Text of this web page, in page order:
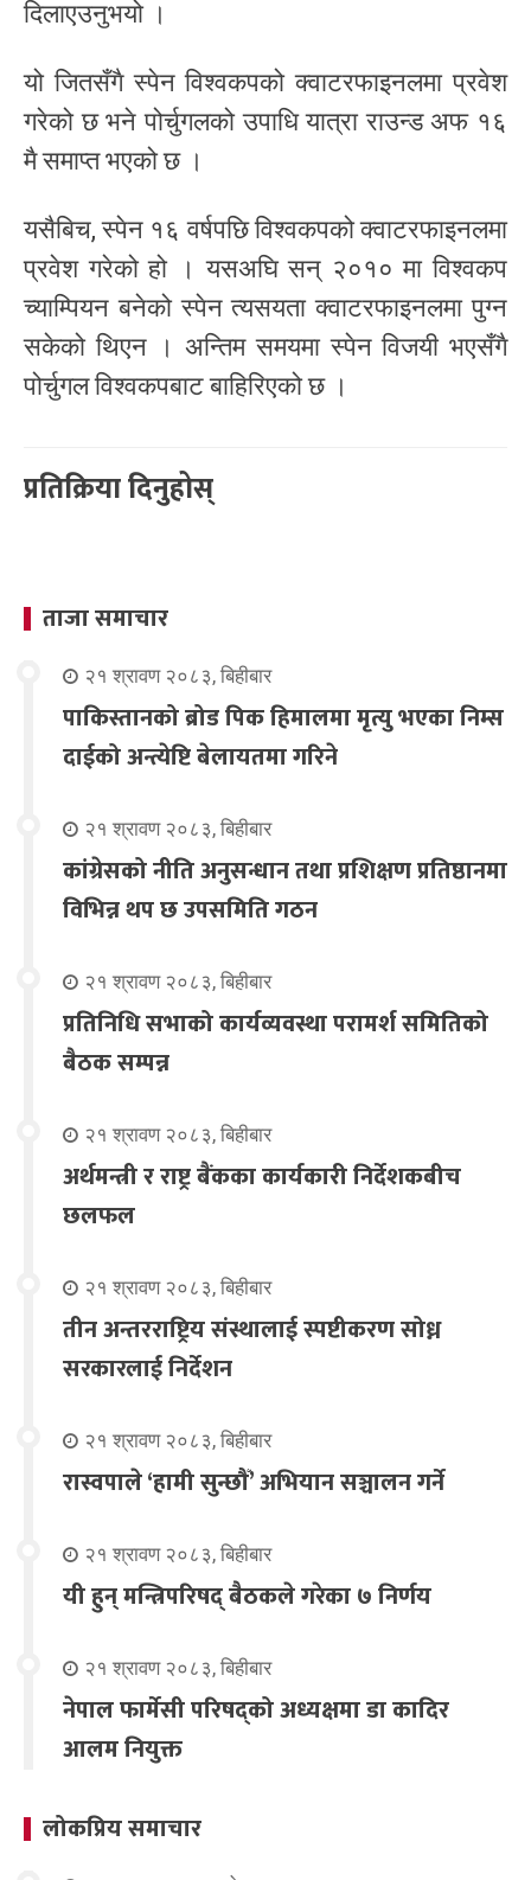
दिलाएउनुभयो ।
यो जितसँगै स्पेन विश्वकपको क्वाटरफाइनलमा प्रवेश
गरेको छ भने पोर्चुगलको उपाधि यात्रा राउन्ड अफ १६
मै समाप्त भएको छ ।
यसैबिच, स्पेन १६ वर्षपछि विश्वकपको क्वाटरफाइनलमा
प्रवेश गरेको हो । यसअघि सन् २०१० मा विश्वकप
च्याम्पियन बनेको स्पेन त्यसयता क्वाटरफाइनलमा पुग्न
सकेको थिएन । अन्तिम समयमा स्पेन विजयी भएसँगै
पोर्चुगल विश्वकपबाट बाहिरिएको छ ।
प्रतिक्रिया दिनुहोस्
ताजा समाचार
२१ श्रावण २०८३, बिहीबार
पाकिस्तानको ब्रोड पिक हिमालमा मृत्यु भएका निम्स
दाईको अन्त्येष्टि बेलायतमा गरिने
२१ श्रावण २०८३, बिहीबार
कांग्रेसको नीति अनुसन्धान तथा प्रशिक्षण प्रतिष्ठानमा
विभिन्न थप छ उपसमिति गठन
२१ श्रावण २०८३, बिहीबार
प्रतिनिधि सभाको कार्यव्यवस्था परामर्श समितिको
बैठक सम्पन्न
२१ श्रावण २०८३, बिहीबार
अर्थमन्त्री र राष्ट्र बैंकका कार्यकारी निर्देशकबीच
छलफल
२१ श्रावण २०८३, बिहीबार
तीन अन्तरराष्ट्रिय संस्थालाई स्पष्टीकरण सोध्न
सरकारलाई निर्देशन
२१ श्रावण २०८३, बिहीबार
रास्वपाले ‘हामी सुन्छौँ’ अभियान सञ्चालन गर्ने
२१ श्रावण २०८३, बिहीबार
यी हुन् मन्त्रिपरिषद् बैठकले गरेका ७ निर्णय
२१ श्रावण २०८३, बिहीबार
नेपाल फार्मेसी परिषद्को अध्यक्षमा डा कादिर
आलम नियुक्त
लोकप्रिय समाचार